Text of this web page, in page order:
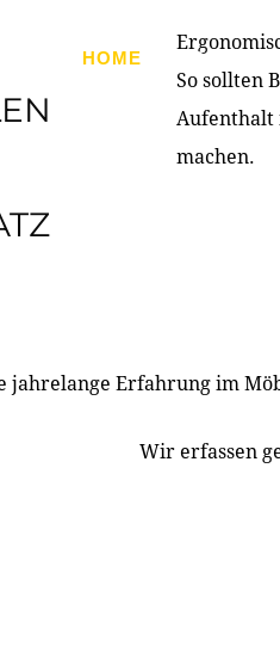
HOME PRODUKTE
So sollten
Aufenthalt
machen.
jahrelange Erfahrung im
Wir erfassen